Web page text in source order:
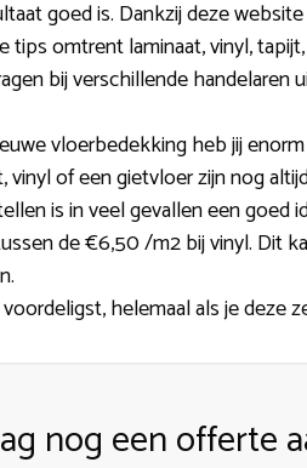
goed is. Dankzij deze
omtrent laminaat, vinyl,
bij verschillende handelaren
vloerbedekking heb jij
vinyl of een gietvloer zijn nog
is in veel gevallen een goed
de €6,50 /m2 bij vinyl. Dit
helemaal als je deze
nog een offerte